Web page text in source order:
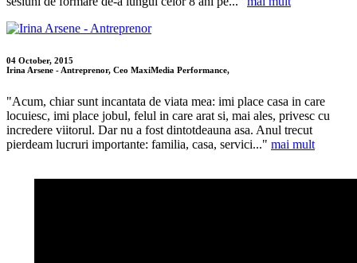
04 October, 2015
Irina Arsene - Antreprenor, Ceo MaxiMedia Performance,
"Acum, chiar sunt incantata de viata mea: imi place casa in care
locuiesc, imi place jobul, felul in care arat si, mai ales, privesc cu
incredere viitorul. Dar nu a fost dintotdeauna asa. Anul trecut
pierdeam lucruri importante: familia, casa, servici..." mai mult